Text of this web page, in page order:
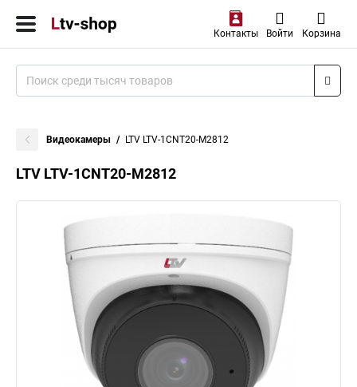
Контакты Войти Корзина
Видеокамеры LTV LTV-1CNT20-M2812
LTV LTV-1CNT20-M2812